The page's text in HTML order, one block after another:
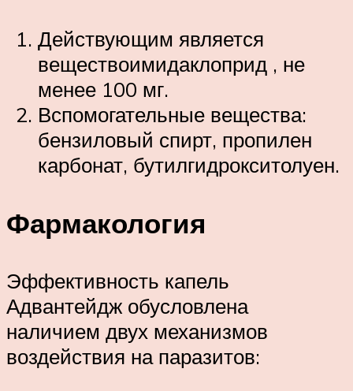
Действующим является
веществоимидаклоприд , не
менее 100 мг.
Вспомогательные вещества:
бензиловый спирт, пропилен
карбонат, бутилгидрокситолуен.
Фармакология
Эффективность капель
Адвантейдж обусловлена
наличием двух механизмов
воздействия на паразитов: